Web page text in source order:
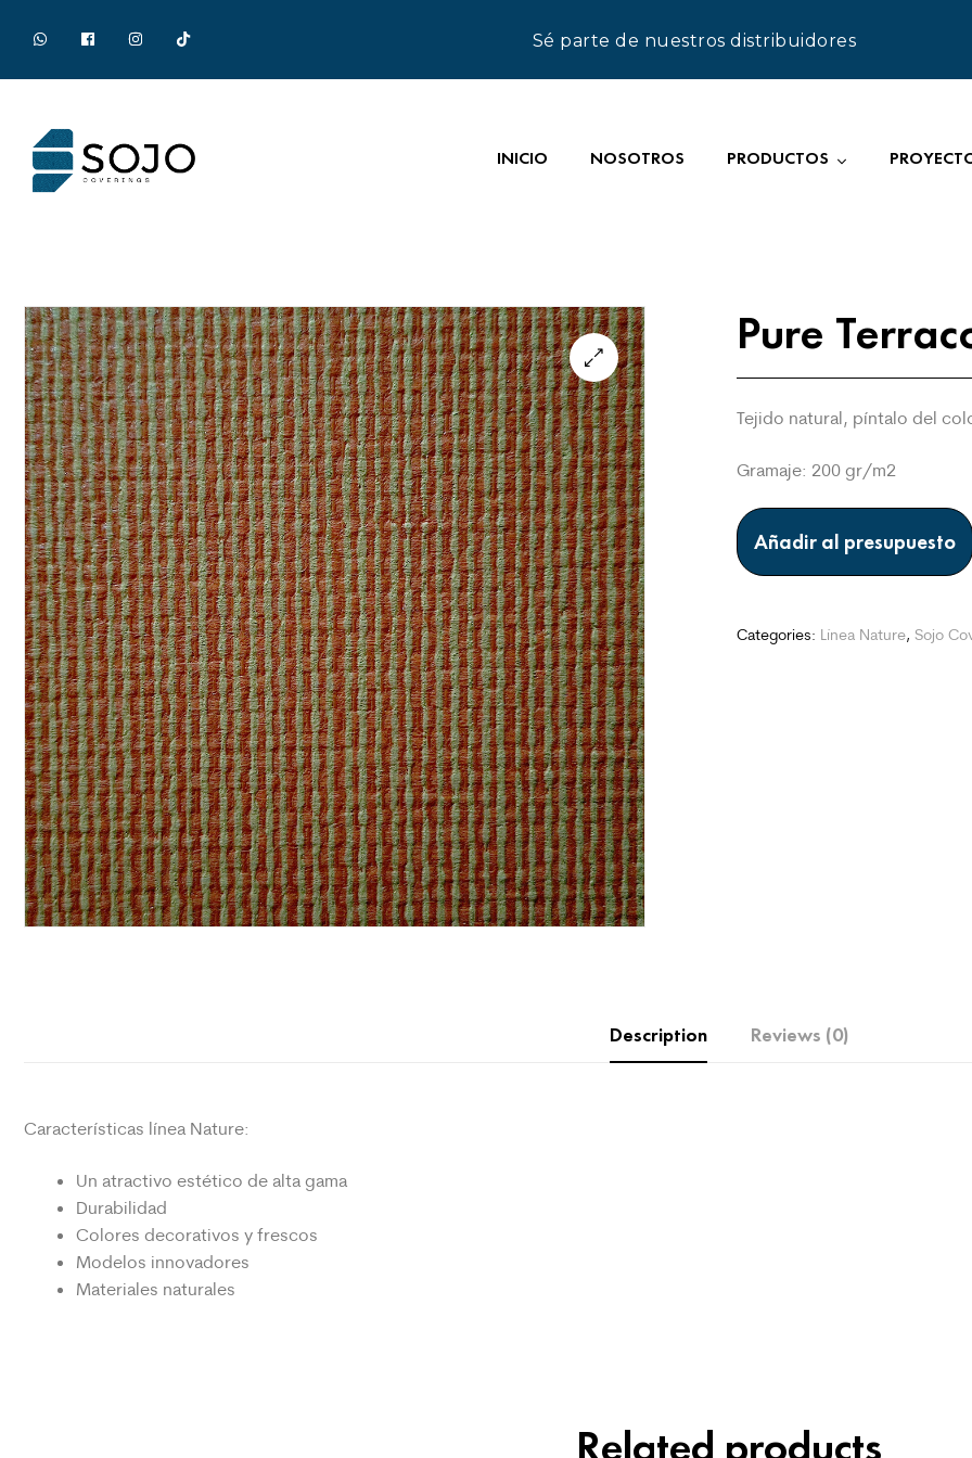
Sé parte de nuestros distribuidores
INICIO NOSOTROS PRODUCTOS
Pure
Tejido natural, píntalo del
Gramaje: 200 gr/m2
Añadir al presupuesto
Categories: Línea Nature, Sojo
Description Reviews (0)
Características línea Nature:
Un atractivo estético de alta gama
Durabilidad
Colores decorativos y frescos
Modelos innovadores
Materiales naturales
Related products